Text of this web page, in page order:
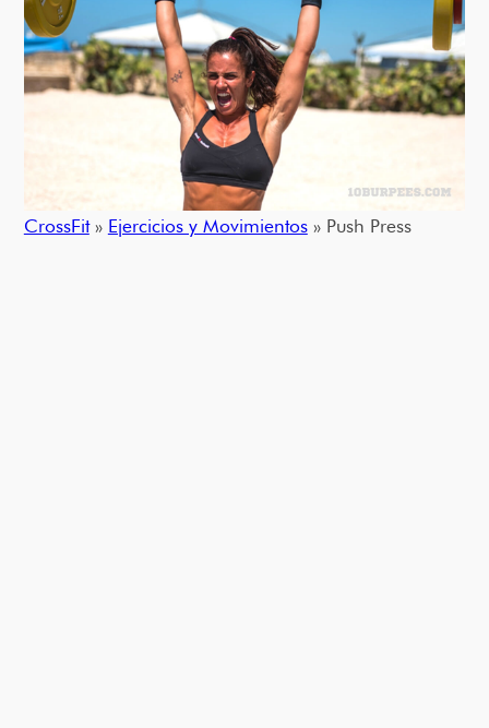
CrossFit» Ejercicios y Movimientos» Push Press